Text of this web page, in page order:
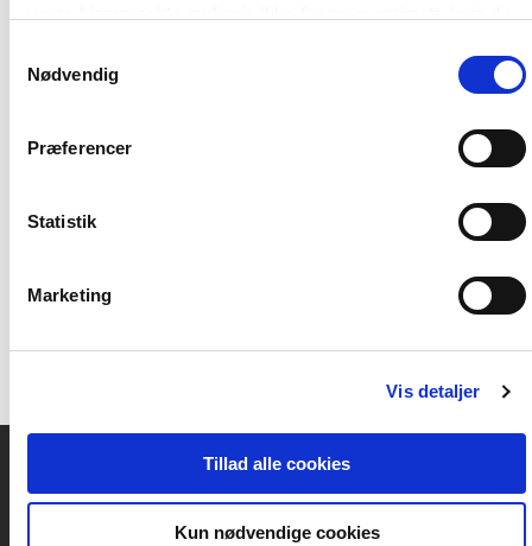
Nødvendig
Præferencer
Statistik
Marketing
Vis detaljer
Tillad alle cookies
Kun nødvendige cookies
til anden eller bruges som opslagsværk. Efter hvert
kapitel finder du gode råd, arbejdsspørgsmål eller
refleksion og nye tiltag.
Antologien er udgivet i samarbejde med Mary
Fonden og Red Barnet, der sammen står bag det
Akademisk Forlag
Vognmagergade 11